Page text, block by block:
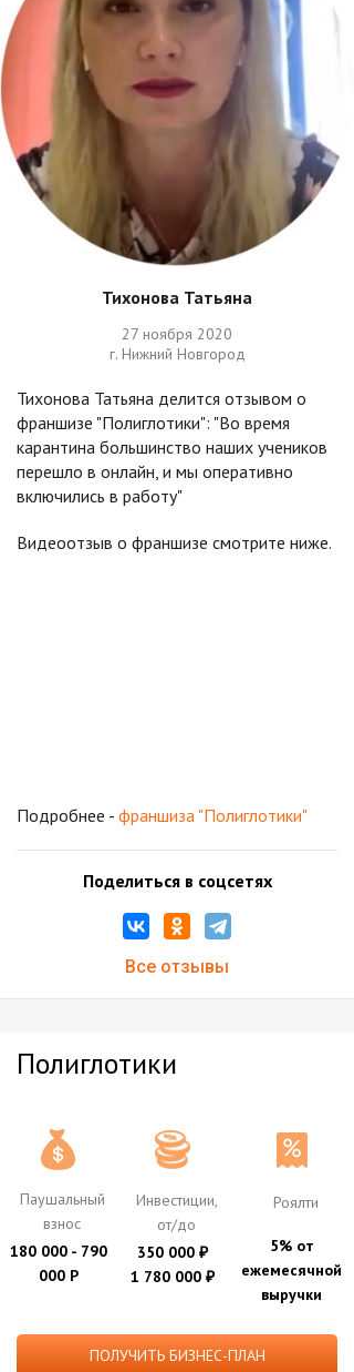
Тихонова Татьяна
27 ноября 2020
г. Нижний Новгород
Тихонова Татьяна делится отзывом о
франшизе "Полиглотики": "Во время
карантина большинство наших учеников
перешло в онлайн, и мы оперативно
включились в работу"
Видеоотзыв о франшизе смотрите ниже.
Подробнее - франшиза "Полиглотики"
Поделиться в соцсетях
Все отзывы
Полиглотики
Паушальный
взнос
180 000 - 790
000 Р
Инвестиции,
от/до
350 000 ₽
1 780 000 ₽
Роялти
5% от
ежемесячной
выручки
ПОЛУЧИТЬ БИЗНЕС-ПЛАН